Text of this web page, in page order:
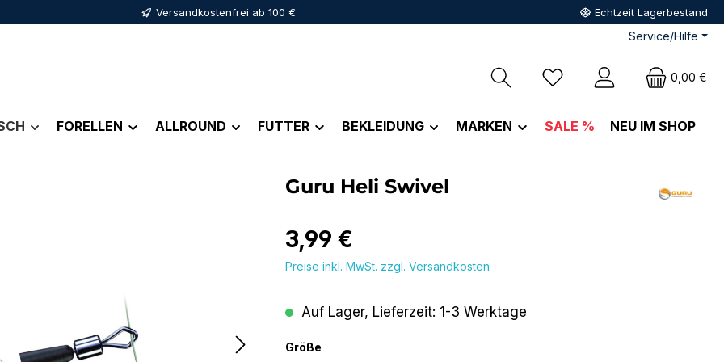
Versandkostenfrei ab 100 € Echtzeit Lagerbestand
Service/Hilfe
Du hast 0 Produkte auf dem
0,00 €
FORELLEN ALLROUND FUTTER BEKLEIDUNG MARKEN SALE % NEU IM SHOP
Guru Heli Swivel
Regulärer Preis:
3,99 €
Preise inkl. MwSt. zzgl. Versandkosten
Auf Lager, Lieferzeit: 1-3 Werktage
Größeauswählen